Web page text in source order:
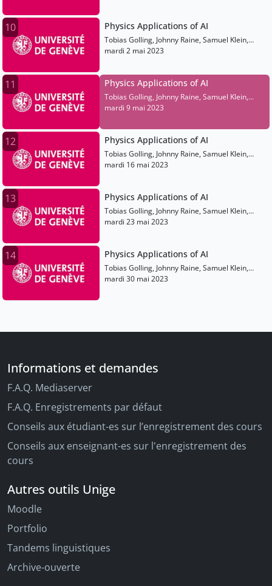
10 Physics Applications of AI
Tobias Golling, Johnny Raine, Samuel Klein,
Matthew Leigh, Franck Rothen
mardi 2 mai 2023
11 Physics Applications of AI
Tobias Golling, Johnny Raine, Samuel Klein,
Matthew Leigh, Franck Rothen
mardi 9 mai 2023
12 Physics Applications of AI
Tobias Golling, Johnny Raine, Samuel Klein,
Matthew Leigh, Franck Rothen
mardi 16 mai 2023
13 Physics Applications of AI
Tobias Golling, Johnny Raine, Samuel Klein,
Matthew Leigh, Franck Rothen
mardi 23 mai 2023
14 Physics Applications of AI
Tobias Golling, Johnny Raine, Samuel Klein,
Matthew Leigh, Franck Rothen
mardi 30 mai 2023
Informations et demandes
F.A.Q. Mediaserver
F.A.Q. Enregistrements par défaut
Conseils aux étudiant-es sur l’enregistrement des cours
Conseils aux enseignant-es sur l'enregistrement des
cours
Autres outils Unige
Moodle
Portfolio
Tandems linguistiques
Archive-ouverte